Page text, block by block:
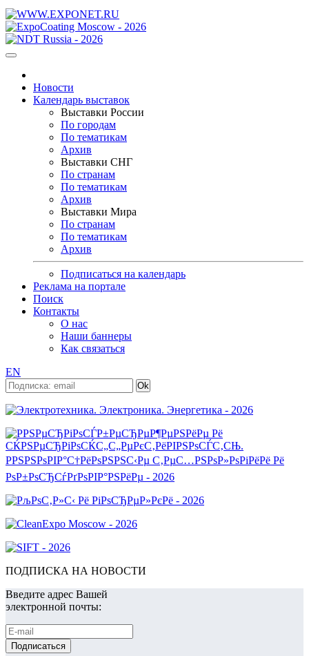
Новости
Календарь выставок
Выставки России
По городам
По тематикам
Архив
Выставки СНГ
По странам
По тематикам
Архив
Выставки Мира
По странам
По тематикам
Архив
Подписаться на календарь
Реклама на портале
Поиск
Контакты
О нас
Наши баннеры
Как связаться
EN
ПОДПИСКА НА НОВОСТИ
Введите адрес Вашей
электронной почты: